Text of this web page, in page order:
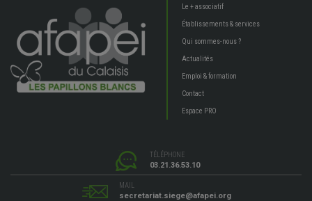
Le + associatif
Établissements & services
Qui sommes-nous ?
Actualités
Emploi & formation
Contact
Espace PRO
TÉLÉPHONE
03.21.36.53.10
MAIL
secretariat.siege@afapei.org